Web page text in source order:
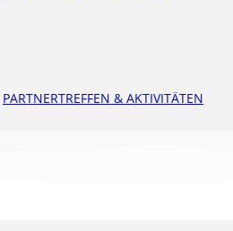
PARTNERTREFFEN & AKTIVITÄTEN